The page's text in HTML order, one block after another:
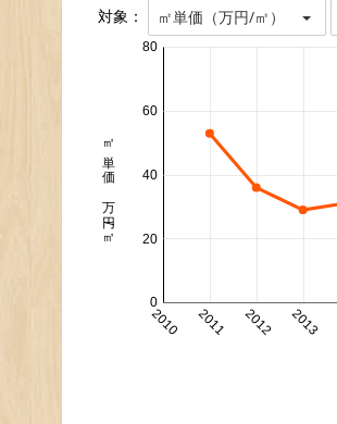
対象： ㎡単価（万円/㎡）
2010 2011 2012 2013
0
20
40
60
80
㎡単価 万円/㎡